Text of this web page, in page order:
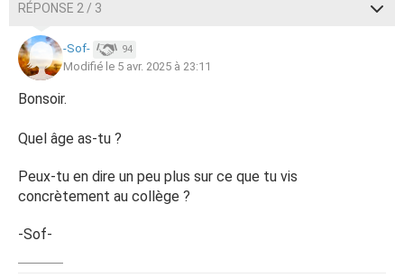
RÉPONSE 2 / 3
-Sof- 94
Modifié le 5 avr. 2025 à 23:11
Bonsoir.
Quel âge as-tu ?
Peux-tu en dire un peu plus sur ce que tu vis
concrètement au collège ?
-Sof-